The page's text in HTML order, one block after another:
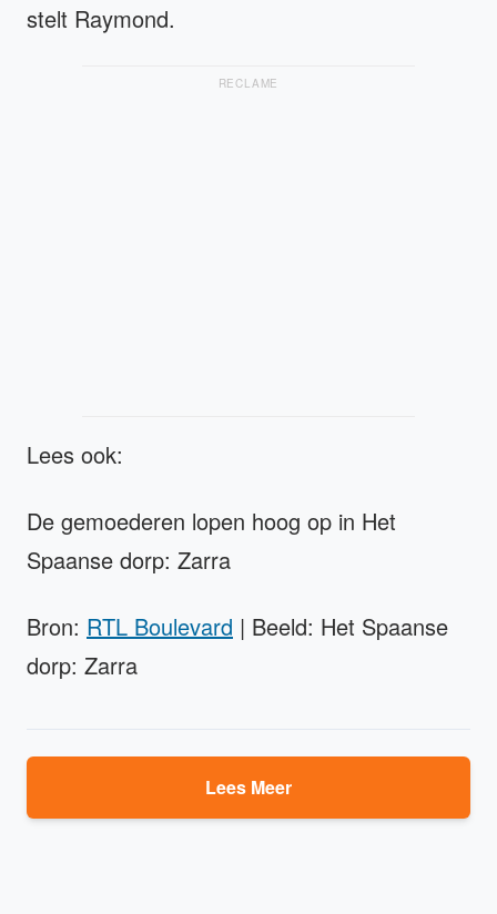
stelt Raymond.
RECLAME
Lees ook:
De gemoederen lopen hoog op in Het
Spaanse dorp: Zarra
Bron: RTL Boulevard | Beeld: Het Spaanse
dorp: Zarra
Lees Meer